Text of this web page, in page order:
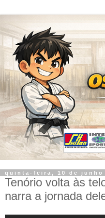
quinta-feira, 10 de junho
Tenório volta às
narra a jornada